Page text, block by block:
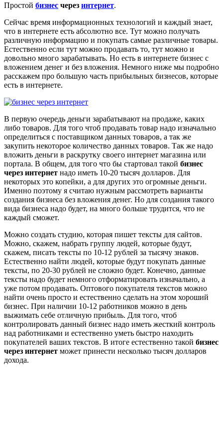
Простой бизнес через интернет.
Сейчас время информационных технологий и каждый знает,
что в интернете есть абсолютно все. Тут можно получать
различную информацию и покупать самые различные товары.
Естественно если тут можно продавать то, тут можно и
довольно много зарабатывать. Но есть в интернете бизнес с
вложением денег и без вложения. Немного ниже мы подробно
расскажем про большую часть прибыльных бизнесов, которые
есть в интернете.
В первую очередь деньги зарабатывают на продаже, каких
либо товаров. Для того чтоб продавать товар надо изначально
определиться с поставщиком данных товаров, а так же
закупить некоторое количество данных товаров. Так же надо
вложить деньги в раскрутку своего интернет магазина или
портала. В общем, для того что бы стартовал такой бизнес
через интернет надо иметь 10-20 тысяч долларов. Для
некоторых это копейки, а для других это огромные деньги.
Именно поэтому я считаю нужным рассмотреть варианты
создания бизнеса без вложения денег. Но для создания такого
вида бизнеса надо будет, на много больше трудится, что не
каждый сможет.
Можно создать студию, которая пишет тексты для сайтов.
Можно, скажем, набрать группу людей, которые будут,
скажем, писать тексты по 10-12 рублей за тысячу знаков.
Естественно найти людей, которые будут покупать данные
тексты, по 20-30 рублей не сложно будет. Конечно, данные
тексты надо будет немного отформатировать изначально, а
уже потом продавать. Оптового покупателя текстов можно
найти очень просто и естественно сделать на этом хороший
бизнес. При наличии 10-12 работников можно в день
выжимать себе отличную прибыль. Для того, чтоб
контролировать данный бизнес надо иметь жесткий контроль
над работниками и естественно уметь быстро находить
покупателей ваших текстов. В итоге естественно такой бизнес
через интернет может принести несколько тысяч долларов
дохода.